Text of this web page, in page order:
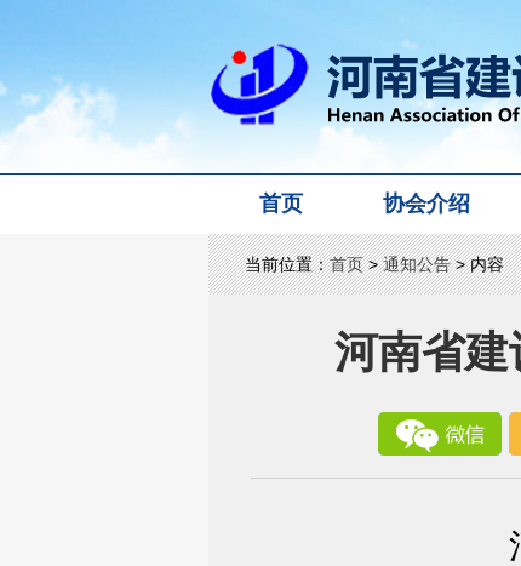
首页 协会介绍
当前位置：首页>通知公告> 内容
河南省